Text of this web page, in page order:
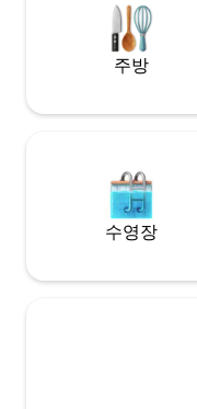
주방
수영장